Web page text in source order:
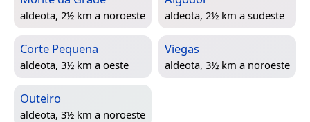
aldeota, 2½ km a noroeste aldeota, 2½ km a sudeste
Corte Pequena
aldeota, 3½ km a oeste
Viegas
aldeota, 3½ km a noroeste
Outeiro
aldeota, 3½ km a noroeste